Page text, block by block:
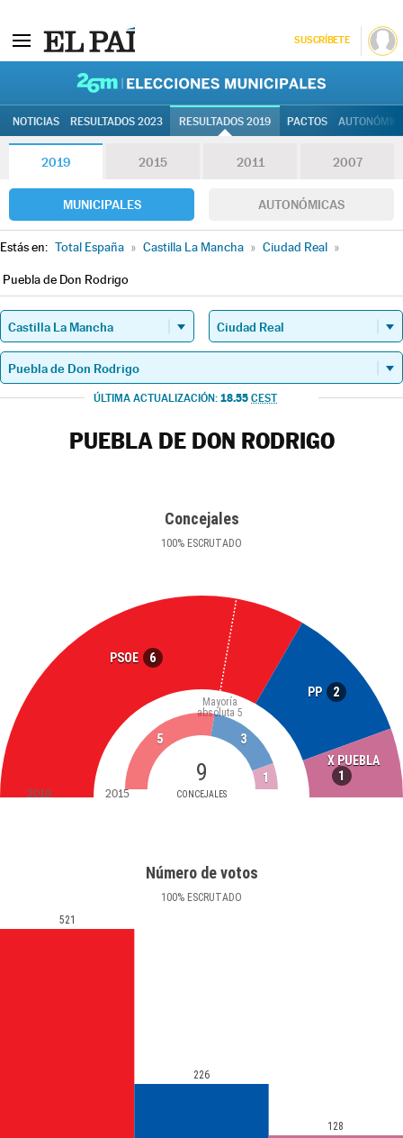
SUSCRÍBETE
NOTICIAS RESULTADOS 2023 RESULTADOS 2019 PACTOS
2019 2015 2011 2007
MUNICIPALES AUTONÓMICAS
Estás en: Total España » Castilla La Mancha » Ciudad Real »
Puebla de Don Rodrigo
ÚLTIMA ACTUALIZACIÓN: 18.55 CEST
PUEBLA DE DON RODRIGO
Concejales
100% ESCRUTADO
PSOE 6
PP 2
X PUEBLA
1
9
CONCEJALES
Mayoría
absoluta 5
5 3
1
2019 2015
Número de votos
100% ESCRUTADO
521
226
128